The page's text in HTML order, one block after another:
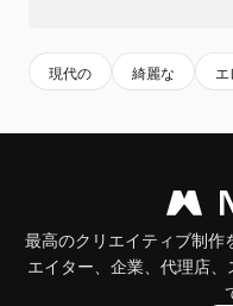
現代の 綺麗な エ
最高のクリエイティブ制作
エイター、企業、代理店